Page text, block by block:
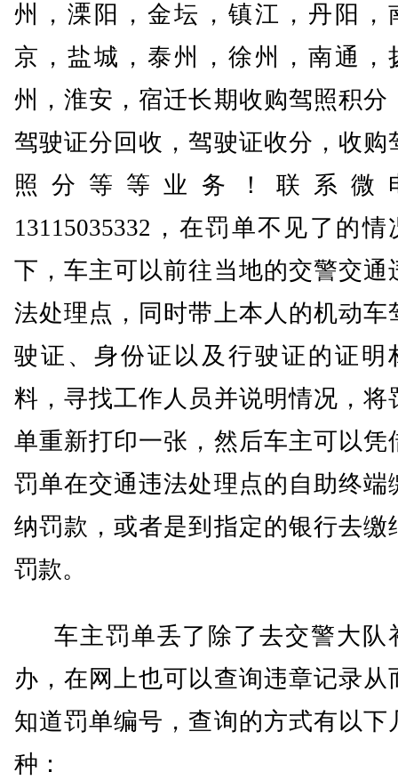
州，溧阳，金坛，镇江，丹阳，
京，盐城，泰州，徐州，南通，
州，淮安，宿迁长期收购驾照积分
驾驶证分回收，驾驶证收分，收购
照分等等业务！联系微
13115035332，在罚单不见了的情
下，车主可以前往当地的交警交通
法处理点，同时带上本人的机动车
驶证、身份证以及行驶证的证明
料，寻找工作人员并说明情况，将
单重新打印一张，然后车主可以凭
罚单在交通违法处理点的自助终端
纳罚款，或者是到指定的银行去缴
罚款。
车主罚单丢了除了去交警大队
办，在网上也可以查询违章记录从
知道罚单编号，查询的方式有以下
种：